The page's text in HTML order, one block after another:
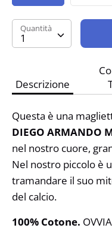
Quantità
1
Quantità
Descrizione
Questa è una
DIEGO ARMANDO
nel nostro cuore,
Nel nostro piccolo è
tramandare il suo
del calcio.
100% Cotone.